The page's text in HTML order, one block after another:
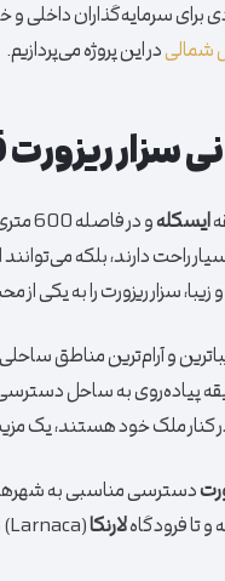
سرمایه‌گذاران داخلی و
شمالیدر این پروژه می‌پردازیم.
سزار
ایسکلهو در فاصله 600 متری از ساحل زیبای
راحت دارند، بلکه
زیبا، سزار ریزورت را به یکی
و آرام‌ترین مناطق
پیاده‌روی به ساحل
کنار ملک خود هستند، یک
دسترسی مناسبی به
لارنکا